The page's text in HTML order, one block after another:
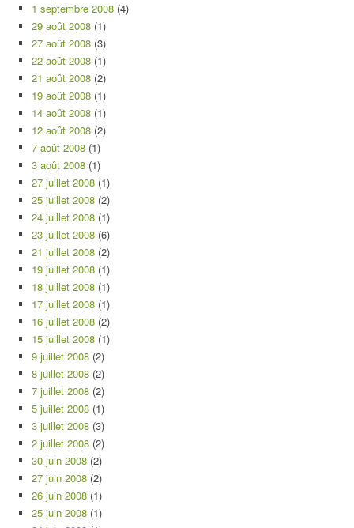
1 septembre 2008 (4)
29 août 2008 (1)
27 août 2008 (3)
22 août 2008 (1)
21 août 2008 (2)
19 août 2008 (1)
14 août 2008 (1)
12 août 2008 (2)
7 août 2008 (1)
3 août 2008 (1)
27 juillet 2008 (1)
25 juillet 2008 (2)
24 juillet 2008 (1)
23 juillet 2008 (6)
21 juillet 2008 (2)
19 juillet 2008 (1)
18 juillet 2008 (1)
17 juillet 2008 (1)
16 juillet 2008 (2)
15 juillet 2008 (1)
9 juillet 2008 (2)
8 juillet 2008 (2)
7 juillet 2008 (2)
5 juillet 2008 (1)
3 juillet 2008 (3)
2 juillet 2008 (2)
30 juin 2008 (2)
27 juin 2008 (2)
26 juin 2008 (1)
25 juin 2008 (1)